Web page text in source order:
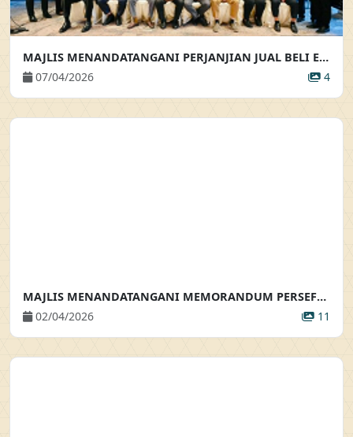
MAJLIS MENANDATANGANI PERJANJIAN JUAL BELI ELEKTRONIK BAGI PROJEK PANGSAPURI IDAMAN CASUARINA 1 MAJLIS MENANDATANGANI PERJANJIAN JUAL BELI ELEKTRONIK (EPJB) BAGI PEMBELIAN SECARA EN-BLOC PROJEK PANGSAPURI IDAMAN CASUARINA 1
07/04/2026
4
MAJLIS MENANDATANGANI MEMORANDUM PERSEFAHAMAN & SIMBOLIK PENYERAHAN KUNCI PROJEK SELANGORKU OLEANDER MAJLIS MENANDATANGANI MEMORANDUM PERSEFAHAMAN & SIMBOLIK PENYERAHAN KUNCI PROJEK SELANGORKU OLEANDER
02/04/2026
11